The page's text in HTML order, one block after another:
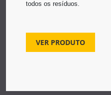
todos os resíduos.
VER PRODUTO